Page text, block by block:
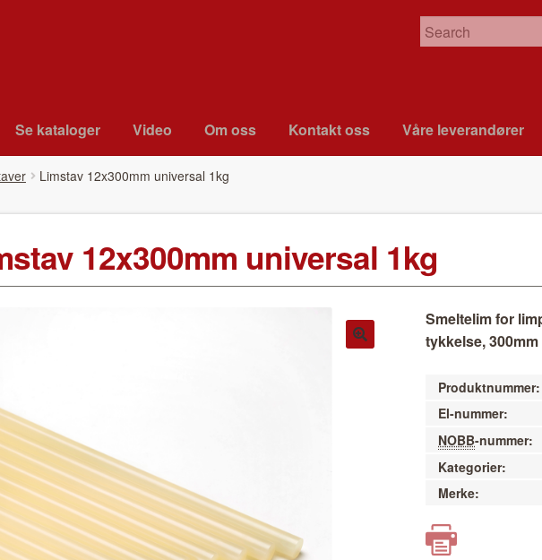
Se kat­a­loger Video Om oss Kon­takt oss Våre leverandør­er
Lim­stav 12x300mm uni­ver­sal 1kg
12x300mm uni­ver­sal 1kg
Smeltelim for
tykkelse,
Produktnummer:
El-nummer:
NOBB-nummer:
Kategorier:
Merke: